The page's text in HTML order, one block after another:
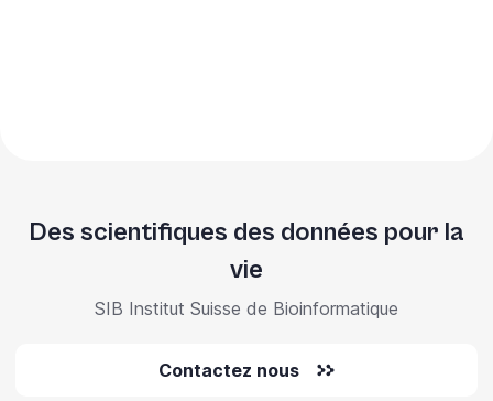
Des scientifiques des données pour la
vie
SIB Institut Suisse de Bioinformatique
Contactez nous